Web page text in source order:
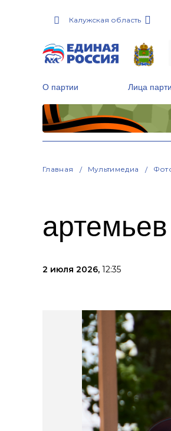
Калужская область
О партии Лица
Главная Мультимедиа
2 июля 2026, 12:35